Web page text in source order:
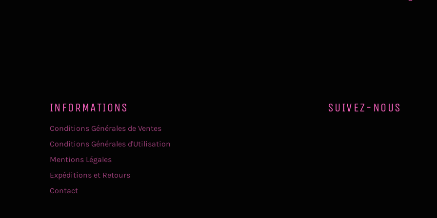
INFORMATIONS
Conditions Générales de Ventes
Conditions Générales d'Utilisation
Mentions Légales
Expéditions et Retours
Contact
SUIVEZ-NOUS